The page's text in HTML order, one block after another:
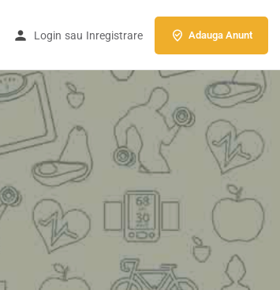
Login sau Inregistrare Adauga Anunt